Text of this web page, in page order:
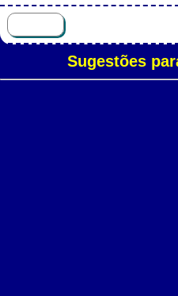
Sugestões